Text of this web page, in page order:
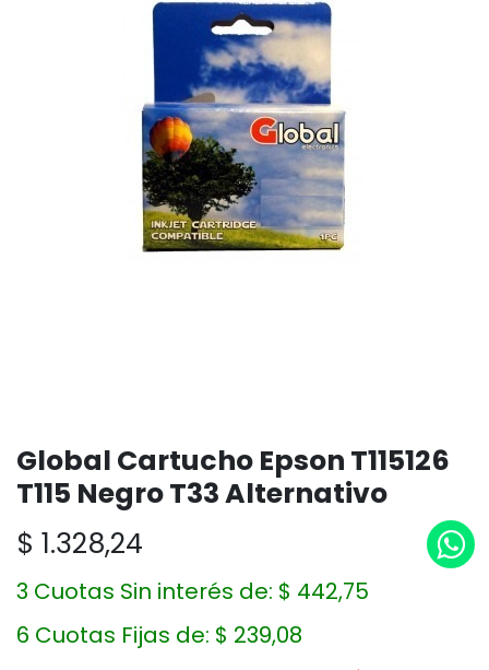
Global Cartucho Epson T115126
T115 Negro T33 Alternativo
$ 1.328,24
3 Cuotas Sin interés de: $ 442,75
6 Cuotas Fijas de: $ 239,08